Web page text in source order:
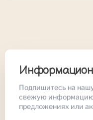
Подпишитесь на
свежую
предложениях или